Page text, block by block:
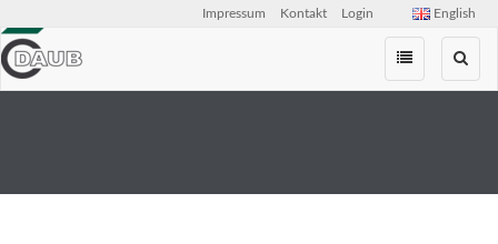
Zum
English
Impressum Kontakt Login